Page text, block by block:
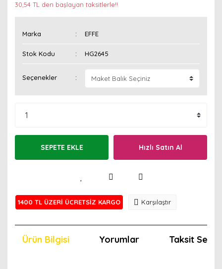
30,54 TL den başlayan taksitlerle!!
Marka EFFE
Stok Kodu HG2645
Seçenekler
SEPETE EKLE Hızlı Satın Al
1400 TL ÜZERİ ÜCRETSİZ KARGO Karşılaştır
Ürün Bilgisi Yorumlar Taksit